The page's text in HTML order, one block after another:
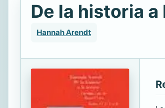
De la historia a
Hannah Arendt